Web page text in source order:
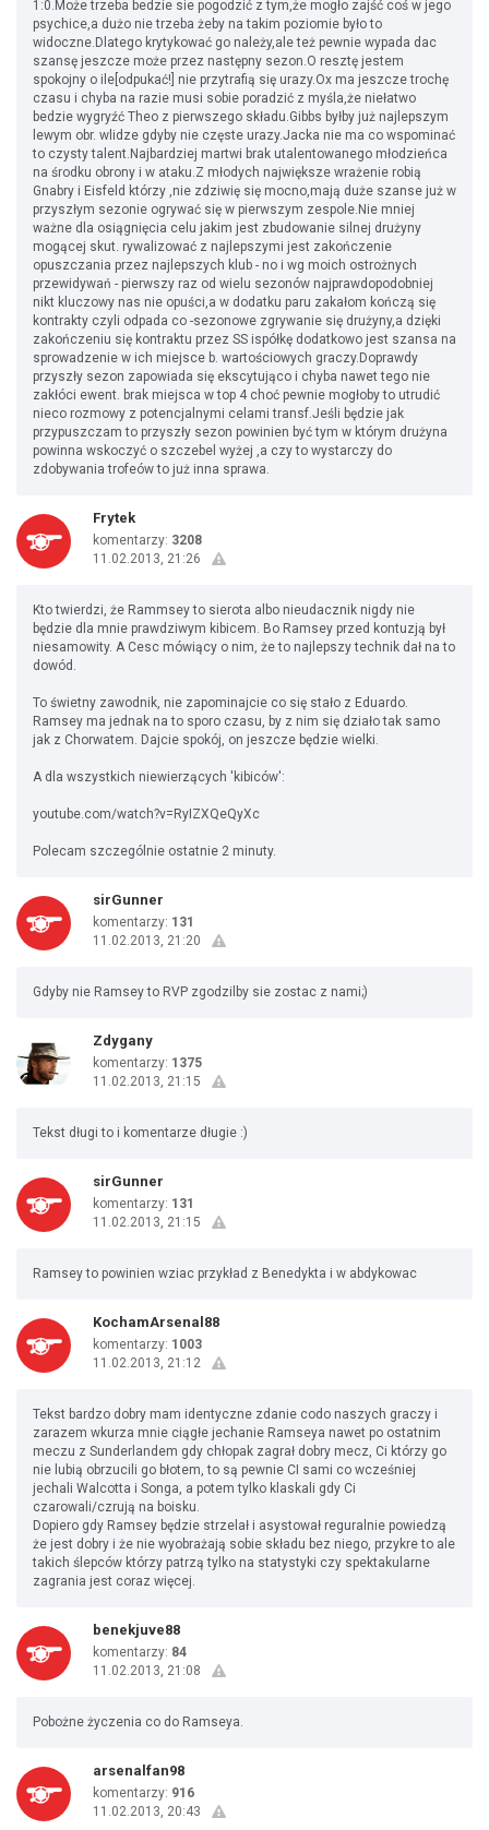
1:0.Może trzeba bedzie sie pogodzić z tym,że mogło zajść coś w jego
psychice,a dużo nie trzeba żeby na takim poziomie było to
widoczne.Dlatego krytykować go należy,ale też pewnie wypada dac
szansę jeszcze może przez następny sezon.O resztę jestem
spokojny o ile[odpukać!] nie przytrafią się urazy.Ox ma jeszcze trochę
czasu i chyba na razie musi sobie poradzić z myśla,że niełatwo
bedzie wygryźć Theo z pierwszego składu.Gibbs byłby już najlepszym
lewym obr. wlidze gdyby nie częste urazy.Jacka nie ma co wspominać
to czysty talent.Najbardziej martwi brak utalentowanego młodzieńca
na środku obrony i w ataku.Z młodych największe wrażenie robią
Gnabry i Eisfeld którzy ,nie zdziwię się mocno,mają duże szanse już w
przyszłym sezonie ogrywać się w pierwszym zespole.Nie mniej
ważne dla osiągnięcia celu jakim jest zbudowanie silnej drużyny
mogącej skut. rywalizować z najlepszymi jest zakończenie
opuszczania przez najlepszych klub - no i wg moich ostrożnych
przewidywań - pierwszy raz od wielu sezonów najprawdopodobniej
nikt kluczowy nas nie opuści,a w dodatku paru zakałom kończą się
kontrakty czyli odpada co -sezonowe zgrywanie się drużyny,a dzięki
zakończeniu się kontraktu przez SS ispółkę dodatkowo jest szansa na
sprowadzenie w ich miejsce b. wartościowych graczy.Doprawdy
przyszły sezon zapowiada się ekscytująco i chyba nawet tego nie
zakłóci ewent. brak miejsca w top 4 choć pewnie mogłoby to utrudić
nieco rozmowy z potencjalnymi celami transf.Jeśli będzie jak
przypuszczam to przyszły sezon powinien być tym w którym drużyna
powinna wskoczyć o szczebel wyżej ,a czy to wystarczy do
zdobywania trofeów to już inna sprawa.
Frytek
komentarzy: 3208
11.02.2013, 21:26
Kto twierdzi, że Rammsey to sierota albo nieudacznik nigdy nie
będzie dla mnie prawdziwym kibicem. Bo Ramsey przed kontuzją był
niesamowity. A Cesc mówiący o nim, że to najlepszy technik dał na to
dowód.
To świetny zawodnik, nie zapominajcie co się stało z Eduardo.
Ramsey ma jednak na to sporo czasu, by z nim się działo tak samo
jak z Chorwatem. Dajcie spokój, on jeszcze będzie wielki.
A dla wszystkich niewierzących 'kibiców':
youtube.com/watch?v=RyIZXQeQyXc
Polecam szczególnie ostatnie 2 minuty.
sirGunner
komentarzy: 131
11.02.2013, 21:20
Gdyby nie Ramsey to RVP zgodzilby sie zostac z nami;)
Zdygany
komentarzy: 1375
11.02.2013, 21:15
Tekst długi to i komentarze długie :)
sirGunner
komentarzy: 131
11.02.2013, 21:15
Ramsey to powinien wziac przykład z Benedykta i w abdykowac
KochamArsenal88
komentarzy: 1003
11.02.2013, 21:12
Tekst bardzo dobry mam identyczne zdanie codo naszych graczy i
zarazem wkurza mnie ciągłe jechanie Ramseya nawet po ostatnim
meczu z Sunderlandem gdy chłopak zagrał dobry mecz, Ci którzy go
nie lubią obrzucili go błotem, to są pewnie CI sami co wcześniej
jechali Walcotta i Songa, a potem tylko klaskali gdy Ci
czarowali/czrują na boisku.
Dopiero gdy Ramsey będzie strzelał i asystował reguralnie powiedzą
że jest dobry i że nie wyobrażają sobie składu bez niego, przykre to ale
takich ślepców którzy patrzą tylko na statystyki czy spektakularne
zagrania jest coraz więcej.
benekjuve88
komentarzy: 84
11.02.2013, 21:08
Pobożne życzenia co do Ramseya.
arsenalfan98
komentarzy: 916
11.02.2013, 20:43